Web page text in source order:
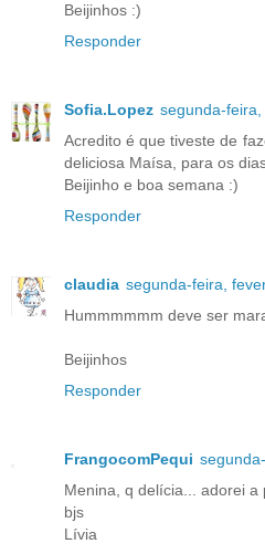
Beijinhos :)
Responder
Sofia.Lopez segunda-
Acredito é que tiveste de
deliciosa Maísa, para os
Beijinho e boa semana :)
Responder
claudia segunda-feira,
Hummmmmm deve ser
Beijinhos
Responder
FrangocomPequi
Menina, q delícia... adorei a
bjs
Lívia